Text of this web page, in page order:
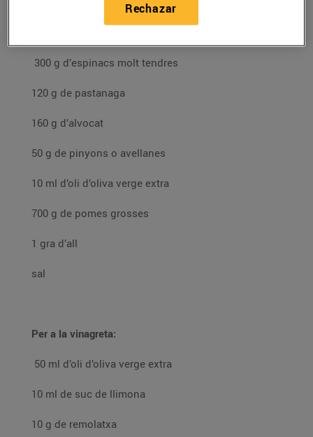
300 g d’espinacs molt tendres
120 g de pastanaga
160 g d’alvocat
50 g de pinyons o avellanes
10 ml d’oli d’oliva verge extra
700 g de pomes grosses
1 gra d’all
sal
Per a la vinagreta:
50 ml d’oli d’oliva verge extra
10 ml de suc de llimona
10 g de remolatxa
Rechazar